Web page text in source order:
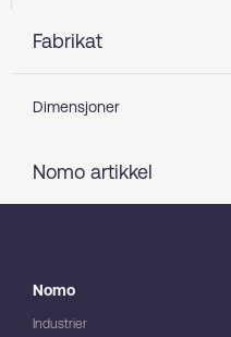
Fabrikat
Dimensjoner
Nomo artikkel
Nomo
Industrier